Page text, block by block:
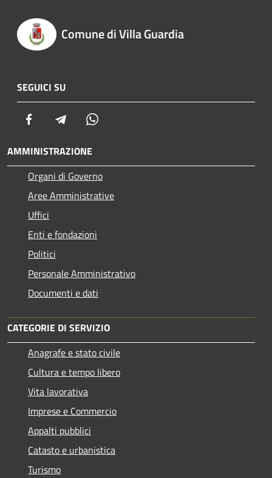
Comune di Villa Guardia
SEGUICI SU
Facebook Telegram
AMMINISTRAZIONE
Organi di Governo
Aree Amministrative
Uffici
Enti e fondazioni
Politici
Personale Amministrativo
Documenti e dati
CATEGORIE DI SERVIZIO
Anagrafe e stato civile
Cultura e tempo libero
Vita lavorativa
Imprese e Commercio
Appalti pubblici
Catasto e urbanistica
Turismo